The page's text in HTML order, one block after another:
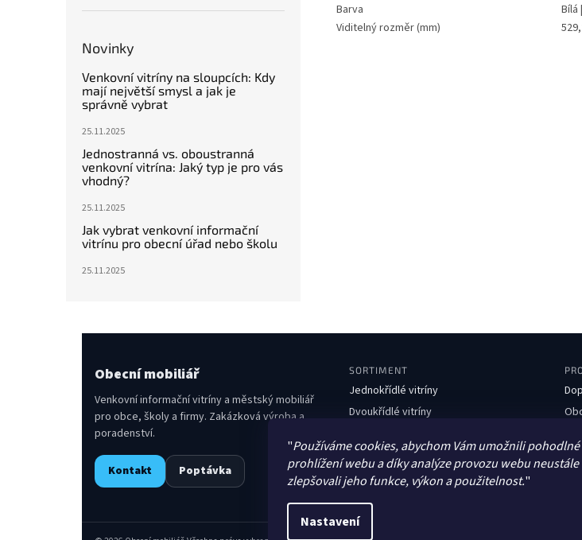
"Používáme cookies, abychom Vám umožnili pohodlné
prohlížení webu a díky analýze provozu webu neustále
zlepšovali jeho funkce, výkon a použitelnost."
Nastavení
Novinky
Venkovní vitríny na sloupcích: Kdy
mají největší smysl a jak je
správně vybrat
25.11.2025
Jednostranná vs. oboustranná
venkovní vitrína: Jaký typ je pro vás
vhodný?
25.11.2025
Jak vybrat venkovní informační
vitrínu pro obecní úřad nebo školu
25.11.2025
Barva
Bílá
Viditelný rozměr (mm)
Obecní mobiliář
Venkovní informační vitríny a městský mobiliář
pro obce, školy a firmy. Zakázková výroba a
poradenství.
Kontakt Poptávka
SORTIMENT
Jednokřídlé vitríny
Dvoukřídlé vitríny
Lavičky
Odpadkové koše